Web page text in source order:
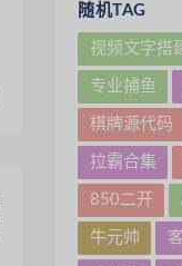
随机TAG
视频文字搭
专业捕鱼
棋牌源代码
拉霸合集
850二开
牛元帅